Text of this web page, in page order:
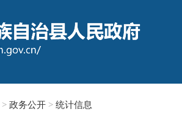
> 政务公开 > 统计信息